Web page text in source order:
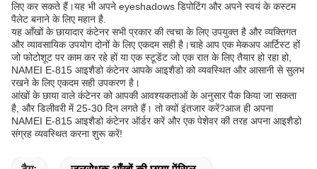
लिए कर सकते हैं।यह भी अपने eyeshadows डिपोटिंग और अपने स्वयं के कस्टम
पैलेट बनाने के लिए महान है.
यह आँखों के छायादार कंटेनर सभी प्रकार की त्वचा के लिए उपयुक्त है और व्यक्तिगत
और व्यावसायिक उपयोग दोनों के लिए एकदम सही है।चाहे आप एक मेकअप आर्टिस्ट हों
जो फोटोशूट पर काम कर रहे हों या एक स्टूडेंट जो एक रात के लिए तैयार हो रहा हो,
NAMEI E-815 आइशैडो कंटेनर आपके आइशैडो को व्यवस्थित और आसानी से सुलभ
रखने के लिए एकदम सही उपकरण है।
आंखों के छाया वाले कंटेनर को आपकी आवश्यकताओं के अनुसार पैक किया जा सकता
है, और डिलीवरी में 25-30 दिन लगते हैं। तो क्यों इंतजार करें?आज ही अपना
NAMEI E-815 आइशैडो कंटेनर ऑर्डर करें और एक पेशेवर की तरह अपना आइशैडो
संग्रह व्यवस्थित करना शुरू करें!